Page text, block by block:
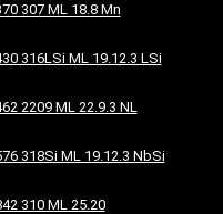
307 ML 18.8 Mn
316LSi ML 19.12.3 LSi
2209 ML 22.9.3 NL
318Si ML 19.12.3 NbSi
310 ML 25.20